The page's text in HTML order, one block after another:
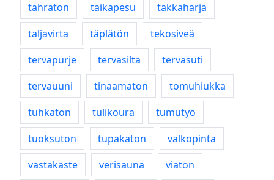
tahraton
taikapesu
takkaharja
taljavirta
täplätön
tekosiveä
tervapurje
tervasilta
tervasuti
tervauuni
tinaamaton
tomuhiukka
tuhkaton
tulikoura
tumutyö
tuoksuton
tupakaton
valkopinta
vastakaste
verisauna viaton